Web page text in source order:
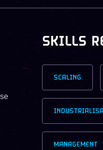
SKILLS
SCALING
MANAGEMENT